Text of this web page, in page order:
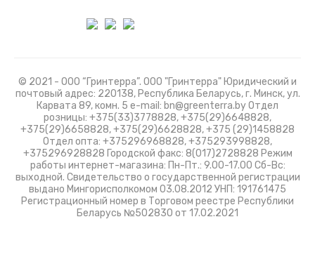
© 2021 - ООО “Гринтерра”. ООО "Гринтерра" Юридический и
почтовый адрес: 220138, Республика Беларусь, г. Минск, ул.
Карвата 89, комн. 5 e-mail: bn@greenterra.by Отдел
розницы: +375(33)3778828, +375(29)6648828,
+375(29)6658828, +375(29)6628828, +375 (29)1458828
Отдел опта: +375296968828, +375293998828,
+375296928828 Городской факс: 8(017)2728828 Режим
работы интернет-магазина: Пн-Пт.: 9.00-17.00 Сб-Вс:
выходной. Свидетельство о государственной регистрации
выдано Мингорисполкомом 03.08.2012 УНП: 191761475
Регистрационный номер в Торговом реестре Республики
Беларусь №502830 от 17.02.2021